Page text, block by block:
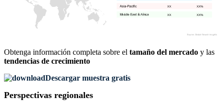
XX%
XX
XX%
XX
Obtenga información completa sobre el tamaño del mercado y las
tendencias de crecimiento
Descargar muestra gratis
Perspectivas regionales